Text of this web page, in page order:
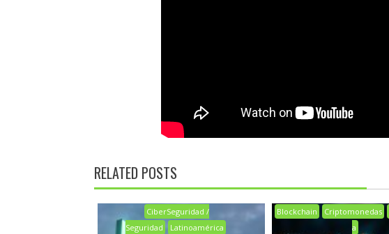
RELATED POSTS
CiberSeguridad /
Seguridad
Latinoamérica
Blockchain Criptomonedas
a